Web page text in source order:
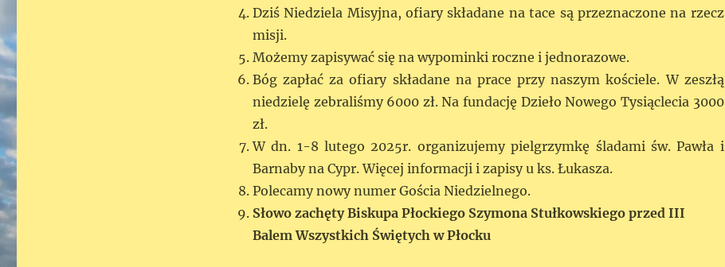
Dziś Niedziela Misyjna, ofiary składane na tace są przeznaczone na rzecz
misji.
Możemy zapisywać się na wypominki roczne i jednorazowe.
Bóg zapłać za ofiary składane na prace przy naszym kościele. W zeszłą
niedzielę zebraliśmy 6000 zł. Na fundację Dzieło Nowego Tysiąclecia 3000
zł.
W dn. 1-8 lutego 2025r. organizujemy pielgrzymkę śladami św. Pawła i
Barnaby na Cypr. Więcej informacji i zapisy u ks. Łukasza.
Polecamy nowy numer Gościa Niedzielnego.
Słowo zachęty Biskupa Płockiego Szymona Stułkowskiego przed III
Balem Wszystkich Świętych w Płocku